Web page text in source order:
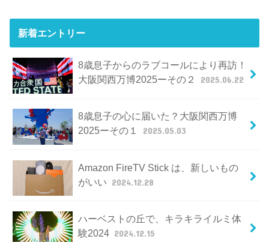
新着エントリー
8歳息子からのラブコールにより再訪！
大阪関西万博2025ーその２
2025.06.22
8歳息子の心に届いた？大阪関西万博
2025ーその１
2025.05.03
Amazon FireTV Stick は、新しいもの
がいい 2024.12.28
ハーベストの丘で、キラキライルミ体
験2024 2024.12.15